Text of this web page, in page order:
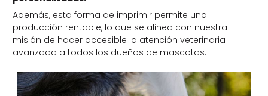
Además, esta forma de imprimir permite una
producción rentable, lo que se alinea con nuestra
misión de hacer accesible la atención veterinaria
avanzada a todos los dueños de mascotas.